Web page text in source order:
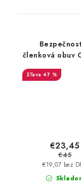
členková obuv
Cofra Numa
extraľahká
47 %
€19,07 bez
€23,45
€45